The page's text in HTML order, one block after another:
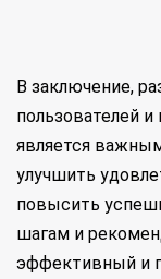
В заключение,
пользователей
является
улучшить
повысить
шагам и
эффективный и